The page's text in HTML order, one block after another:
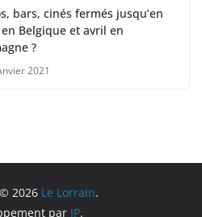
bars, cinés fermés jusqu’en
Belgique et avril en
?
2021
2026 Le Lorrain.
par JP.